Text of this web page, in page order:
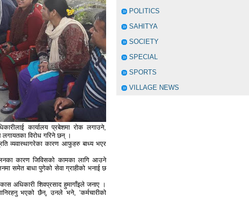
कार्यालय प्रबेशमा रोक लगाउने,
लगायतका विरोध गरिने छन् ।
व्यवास्थागरेका कारण आफुहरु बाध्य भएर
कारण जिविसको कामका लागि आउने
समेत बाधा पुगेको सेवा ग्राहीको भनाई छ
अधिकारी शिवप्रसाद हुमागाँइले जनाए ।
भएको छैन्, उनले भने, ‘कर्मचारीको
POLITICS
SAHITYA
SOCIETY
SPECIAL
SPORTS
VILLAGE NEWS